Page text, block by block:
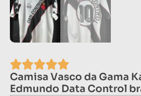
Camisa Vasco da Gama
Edmundo Data Control